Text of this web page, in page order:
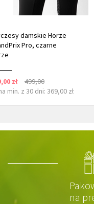
damskie Horze
Pro, czarne
zł
499,00
min. z 30 dni: 369,00 zł
na